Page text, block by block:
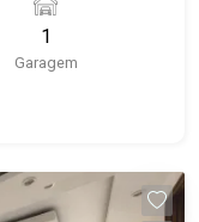
biblioteca,
e
Santa Cruz -
1
Garagem